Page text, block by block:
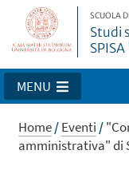
SCUOLA
Studi
MENU
Home/Eventi /
amministrativa" di